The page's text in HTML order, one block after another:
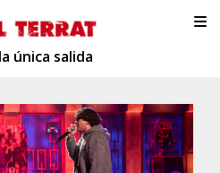
única salida